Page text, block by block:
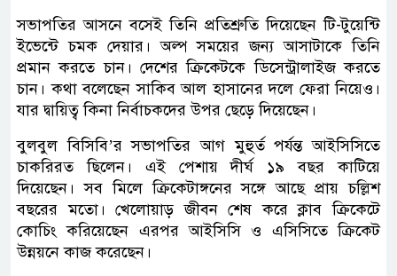
সভাপতির আসনে বসেই তিনি প্রতিশ্রুতি দিয়েছেন টি-টুয়েন্টি
ইভেন্টে চমক দেয়ার। অল্প সময়ের জন্য আসাটাকে তিনি
প্রমান করতে চান। দেশের ক্রিকেটকে ডিসেন্ট্রালাইজ করতে
চান। কথা বলেছেন সাকিব আল হাসানের দলে ফেরা নিয়েও।
যার দ্বায়িত্ব কিনা নির্বাচকদের উপর ছেড়ে দিয়েছেন।
বুলবুল বিসিবি’র সভাপতির আগ মুহুর্ত পর্যন্ত আইসিসিতে
চাকরিরত ছিলেন। এই পেশায় দীর্ঘ ১৯ বছর কাটিয়ে
দিয়েছেন। সব মিলে ক্রিকেটাঙ্গনের সঙ্গে আছে প্রায় চল্লিশ
বছরের মতো। খেলোয়াড় জীবন শেষ করে ক্লাব ক্রিকেটে
কোচিং করিয়েছেন এরপর আইসিসি ও এসিসিতে ক্রিকেট
উন্নয়নে কাজ করেছেন।